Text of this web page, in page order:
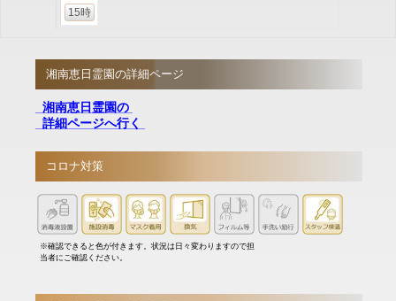
15時
湘南恵日霊園の詳細ページ
湘南恵日霊園の
詳細ページへ行く
コロナ対策
※確認できると色が付きます。状況は日々変わりますので担
当者にご確認ください。